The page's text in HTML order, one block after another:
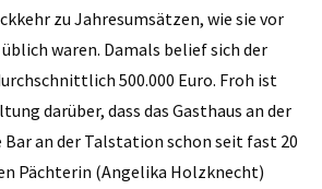
zu Jahresumsätzen, wie sie vor
waren. Damals belief sich der
500.000 Euro. Froh ist
darüber, dass das Gasthaus an der
an der Talstation schon seit fast 20
Pächterin (Angelika Holzknecht)